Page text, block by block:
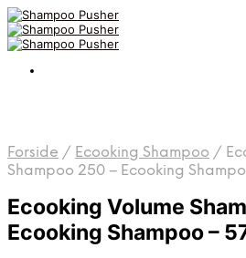
Forside / Ecooking Shampoo /
Shampoo 250 – Ecooking
Ecooking Volume
Ecooking Shampoo –